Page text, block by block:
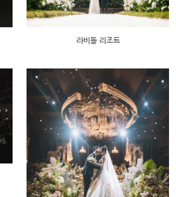
라비돌 리조트